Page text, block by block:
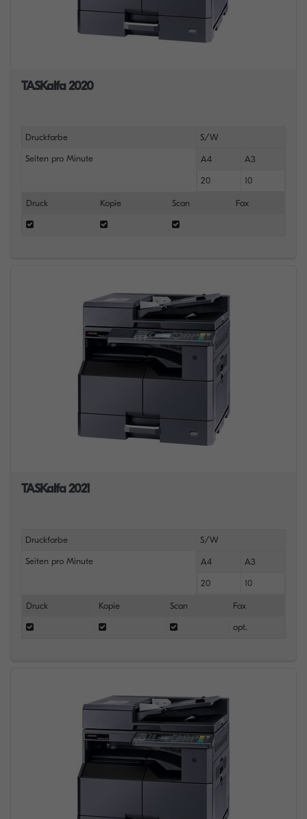
TASKalfa 2020
Druckfarbe S/W
Seiten pro Minute A4 A3
20 10
Druck Kopie Scan Fax
TASKalfa 2021
Druckfarbe S/W
Seiten pro Minute A4 A3
20 10
Druck Kopie Scan Fax
opt.